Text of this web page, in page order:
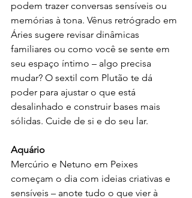
podem trazer conversas sensíveis ou
memórias à tona. Vênus retrógrado em
Áries sugere revisar dinâmicas
familiares ou como você se sente em
seu espaço íntimo – algo precisa
mudar? O sextil com Plutão te dá
poder para ajustar o que está
desalinhado e construir bases mais
sólidas. Cuide de si e do seu lar.
Aquário
Mercúrio e Netuno em Peixes
começam o dia com ideias criativas e
sensíveis – anote tudo o que vier à